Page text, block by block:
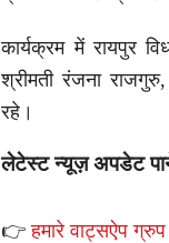
कार्यक्रम में रायपुर
श्रीमती रंजना
रहे।
लेटेस्ट न्यूज़ अपडेट
👉हमारे वाट्सऐप